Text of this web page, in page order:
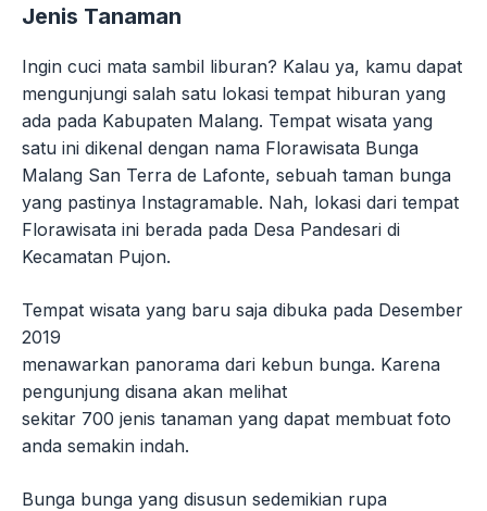
Jenis Tanaman
Ingin cuci mata sambil liburan? Kalau ya, kamu dapat
mengunjungi salah satu lokasi tempat hiburan yang
ada pada Kabupaten Malang. Tempat wisata yang
satu ini dikenal dengan nama Florawisata Bunga
Malang San Terra de Lafonte, sebuah taman bunga
yang pastinya Instagramable. Nah, lokasi dari tempat
Florawisata ini berada pada Desa Pandesari di
Kecamatan Pujon.
Tempat wisata yang baru saja dibuka pada Desember
2019
menawarkan panorama dari kebun bunga. Karena
pengunjung disana akan melihat
sekitar 700 jenis tanaman yang dapat membuat foto
anda semakin indah.
Bunga bunga yang disusun sedemikian rupa